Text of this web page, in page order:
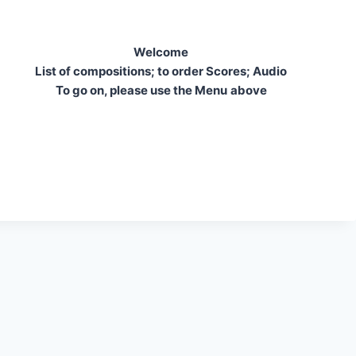
Welcome
List of compositions; to order Scores; Audio
To go on, please use the Menu above